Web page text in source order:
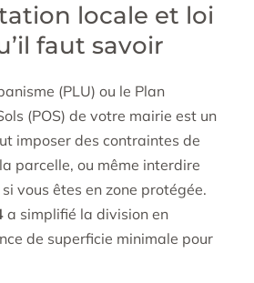
locale et loi
faut savoir
(PLU) ou le Plan
(POS) de votre mairie est un
imposer des contraintes de
parcelle, ou même interdire
vous êtes en zone protégée.
a simplifié la division en
de superficie minimale pour